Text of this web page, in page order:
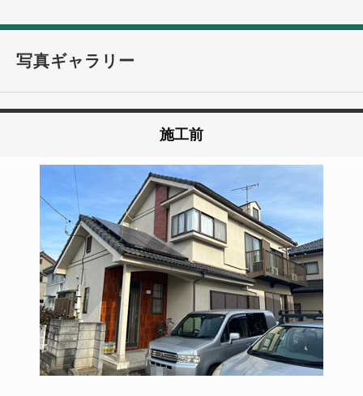
写真ギャラリー
施工前